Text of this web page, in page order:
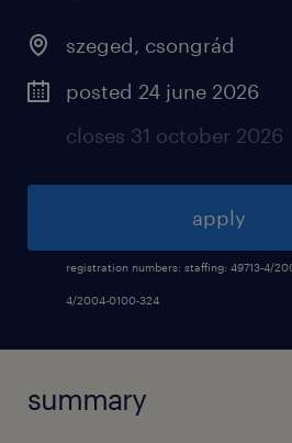
szeged, csongrád
posted 24 june 2026
closes 31 october 2026
apply
registration numbers: staffing: 49713-4/
4/2004-0100-324
summary